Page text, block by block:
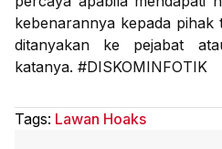
kebenarannya kepada pihak
ditanyakan ke pejabat
katanya. #DISKOMINFOTIK
Tags: Lawan Hoaks